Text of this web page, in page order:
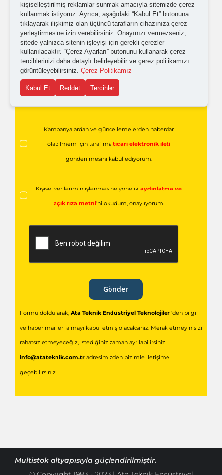
Kampanyalardan ve güncellemelerden haberdar
olabilmem için tarafımaticari elektronik ileti
gönderilmesini kabul ediyorum.
Kişisel verilerimin işlenmesine yönelikaydınlatma ve
açık rıza metni'ni okudum,onaylıyorum.
Gönder
Formu doldurarak, Ata Teknik Endüstriyel Teknolojiler'den bilgi
ve haber mailleri almayı kabul etmiş olacaksınız. Merak etmeyin sizi
rahatsız etmeyeceğiz, istediğiniz zaman ayrılabilirsiniz.
info@atateknik.com.tradresimizden bizimle iletişime
geçebilirsiniz.
Multistok altyapısıyla güçlendirilmiştir.
kişiselleştirilmiş reklamlar sunmak amacıyla sitemizde çerez
kullanmak istiyoruz. Ayrıca, aşağıdaki “Kabul Et” butonuna
tıklayarak ilişkimiz olan üçüncü tarafların cihazınıza çerez
yerleştirmesine izin verebilirsiniz. Onayınızı vermezseniz,
sitede yalnızca sitenin işleyişi için gerekli çerezler
kullanılacaktır. “Çerez Ayarları” butonunu kullanarak çerez
tercihlerinizi daha detaylı belirleyebilir ve çerez politikamızı
görüntüleyebilirsiniz. Çerez Politikamız
Kabul Et Reddet Tercihler